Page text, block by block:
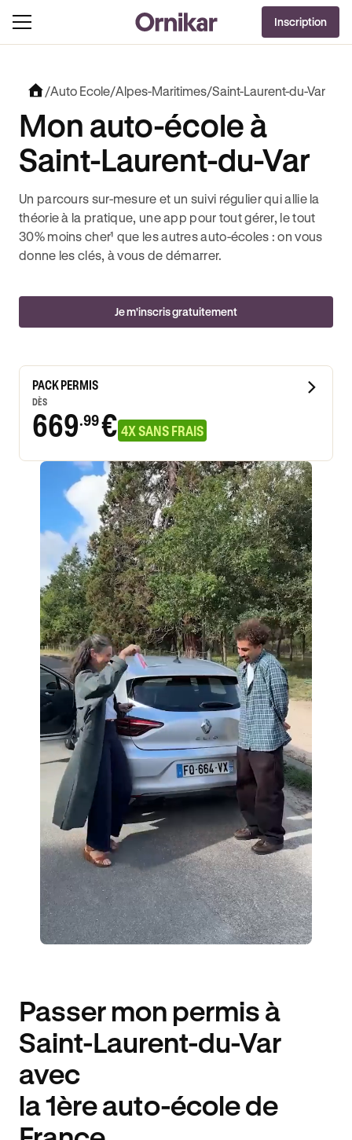
OFFRE EXCLUSIVE
+ 3 MOIS DEEZER PREMIUM OFFERTS* !JUSQU’À 170€ OFFERTS AVECJ'EN PROFITE !
Inscription
/Auto Ecole/Alpes-Maritimes/Saint-Laurent-du-Var
Mon auto-école à
Saint-Laurent-du-Var
Un parcours sur-mesure et un suivi régulier qui allie la
théorie à la pratique, une app pour tout gérer, le tout
30% moins cher¹ que les autres auto-écoles : on vous
donne les clés, à vous de démarrer.
Je m'inscris gratuitement
PACK PERMIS
DÈS
669.99€ 4X SANS FRAIS
Passer mon permis à
Saint-Laurent-du-Var
avec
la 1ère auto-école de